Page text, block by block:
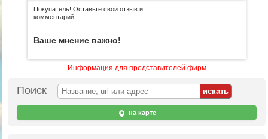
Покупатель! Оставьте свой отзыв и
комментарий.
Ваше мнение важно!
Информация для представителей фирм
Поиск
на карте